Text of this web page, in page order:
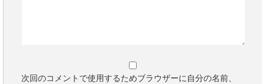
次回のコメントで使用するためブラウザーに自分の名前、